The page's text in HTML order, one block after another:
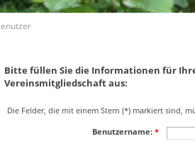
Bitte füllen Sie die Informationen für
Vereinsmitgliedschaft aus:
Die Felder, die mit einem Stern (*) markiert sind,
Benutzername: *